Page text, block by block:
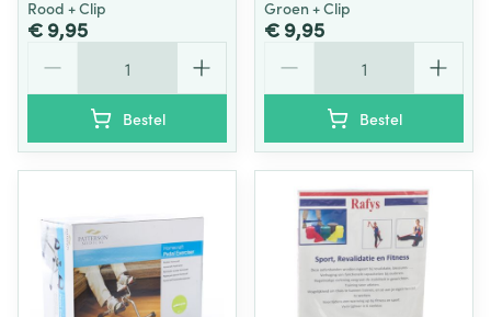
Rood + Clip
€ 9,95
Bestel
Groen + Clip
€ 9,95
Bestel